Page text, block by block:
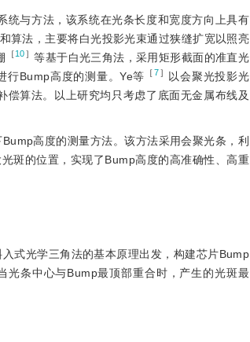
统与方法，该系统在光条长度和宽度方向上具有
算法，主要将白光投影光束通过狭缝扩宽以照亮
［10］等基于白光三角法，采用矩形截面的准直光
行Bump高度的测量。Ye等 ［7］
以会聚光投影光
算法。以上研究均只考虑了底面无金属布线及
高度的测量方法。该方法采用会聚光条，利
斑的位置，实现了Bump高度的高准确性、高重
式光学三角法的基本原理出发，构建芯片Bump
光条中心与Bump最顶部重合时，产生的光斑最